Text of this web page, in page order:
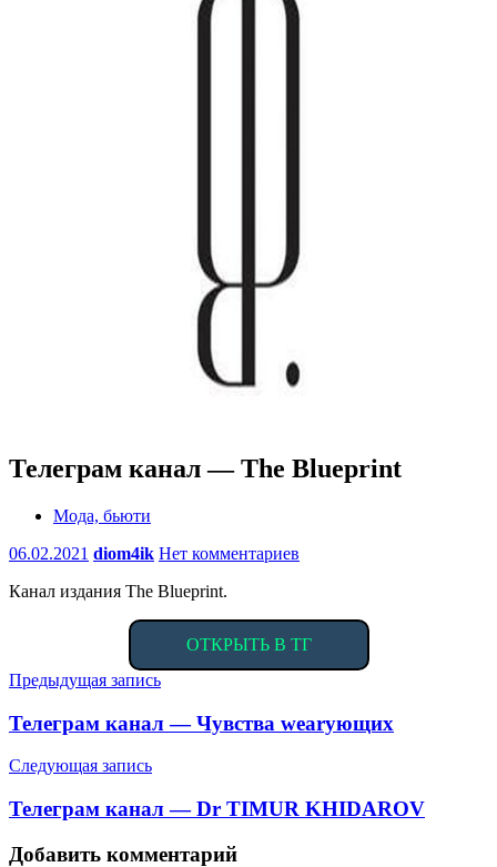
Телеграм канал — The Blueprint
Мода, бьюти
06.02.2021 diom4ik Нет комментариев
Канал издания The Blueprint.
ОТКРЫТЬ В ТГ
Навигация
по
записям
Предыдущая запись
Телеграм канал — Чувства wearующих
Следующая запись
Телеграм канал — Dr TIMUR KHIDAROV
Добавить комментарий